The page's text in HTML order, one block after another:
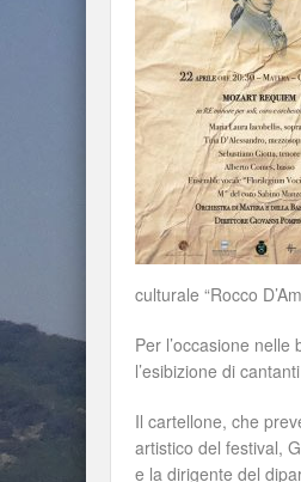
culturale “Rocco
Per l’occasione
l’esibizione di
Il cartellone, che
artistico del festival,
e la dirigente del